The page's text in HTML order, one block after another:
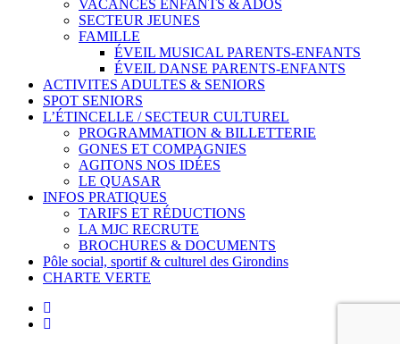
VACANCES ENFANTS & ADOS
SECTEUR JEUNES
FAMILLE
ÉVEIL MUSICAL PARENTS-ENFANTS
ÉVEIL DANSE PARENTS-ENFANTS
ACTIVITES ADULTES & SENIORS
SPOT SENIORS
L’ÉTINCELLE / SECTEUR CULTUREL
PROGRAMMATION & BILLETTERIE
GONES ET COMPAGNIES
AGITONS NOS IDÉES
LE QUASAR
INFOS PRATIQUES
TARIFS ET RÉDUCTIONS
LA MJC RECRUTE
BROCHURES & DOCUMENTS
Pôle social, sportif & culturel des Girondins
CHARTE VERTE
facebook
instagram